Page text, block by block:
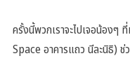
ครั้งนี้พวกเราจะไปเจอน้องๆ
Space อาคารแถว นีละนิธิ)